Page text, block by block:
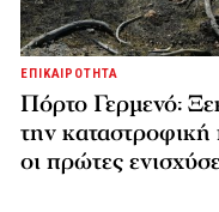
ΕΠΙΚΑΙΡΟΤΗΤΑ
Πόρτο Γερμενό:
την
οι πρώτες